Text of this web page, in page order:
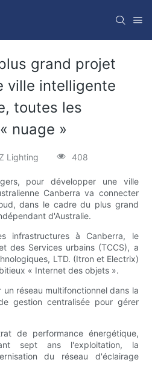
grand projet
ville intelligente
toutes les
nuage »
Lighting 408
pour développer une ville
Canberra va connecter
dans le cadre du plus grand
d'Australie.
infrastructures à Canberra, le
des Services urbains (TCCS), a
LTD. (Itron et Electrix)
« Internet des objets ».
réseau multifonctionnel dans la
gestion centralisée pour gérer
de performance énergétique,
sept ans l'exploitation, la
du réseau d'éclairage